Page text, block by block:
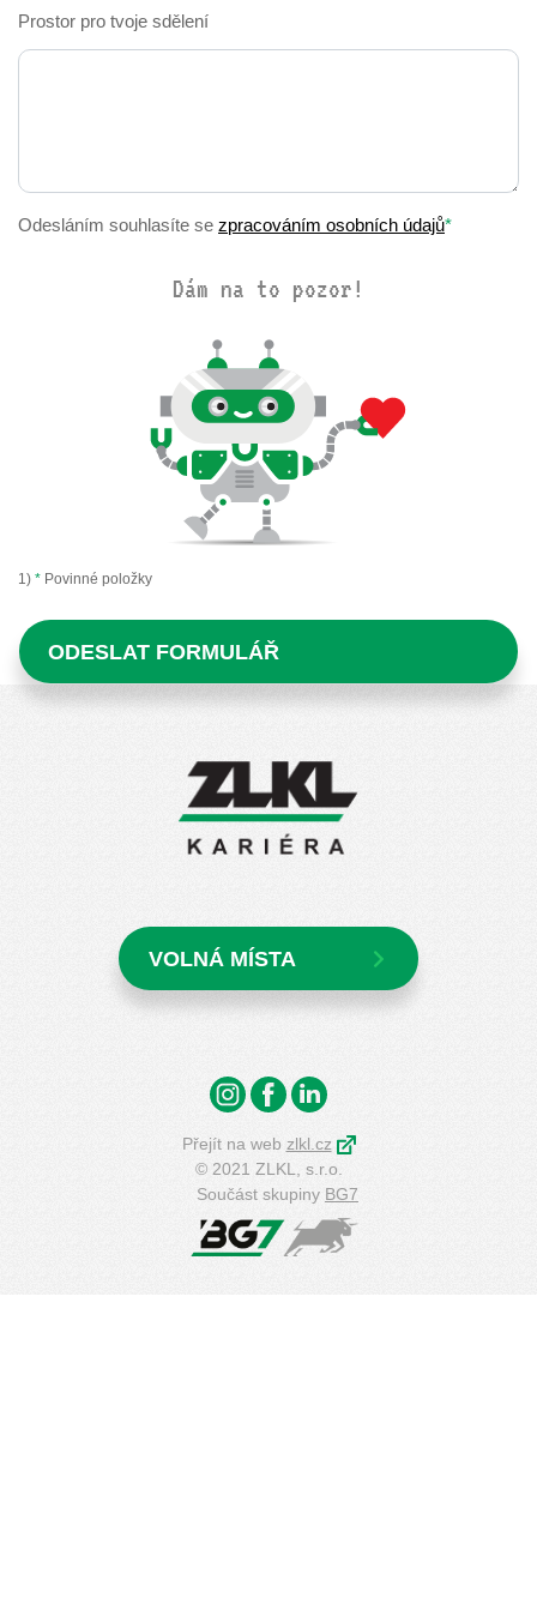
Prostor pro tvoje sdělení
Odesláním souhlasíte se zpracováním osobních údajů*
Dám na to pozor!
1) * Povinné položky
VOLNÁ MÍSTA
Přejít na web zlkl.cz
© 2021 ZLKL, s.r.o.
Součást skupiny BG7